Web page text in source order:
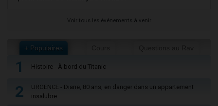
Voir tous les événements à venir
+ Populaires
1 Histoire - À bord du Titanic
2
URGENCE - Diane, 80 ans, en danger dans un appartement
insalubre